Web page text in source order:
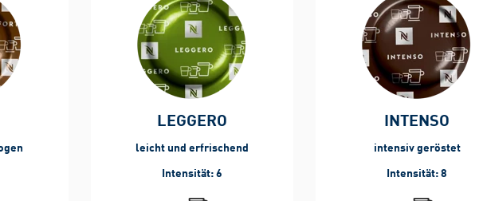
LEGGERO
leicht und erfrischend
Intensität: 6
INTENSO
intensiv geröstet
Intensität: 8